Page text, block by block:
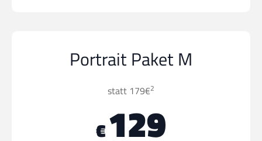
Portrait Paket M
statt 179€2
€129